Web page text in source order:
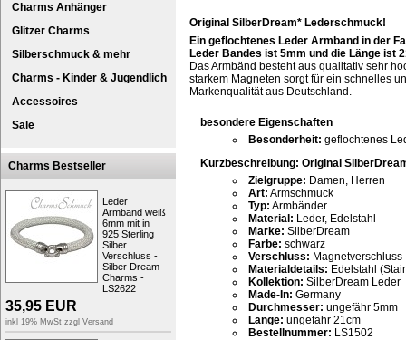
Charms Anhänger
Glitzer Charms
Silberschmuck & mehr
Charms - Kinder & Jugendlich
Accessoires
Sale
Charms Bestseller
Leder
Armband weiß
6mm mit in
925 Sterling
Silber
Verschluss -
Silber Dream
Charms -
LS2622
35,95 EUR
inkl 19% MwSt zzgl Versand
Original SilberDream* Lederschmuck!
Ein geflochtenes Leder Armband in der
Leder Bandes ist 5mm und die Länge ist
Das Armbänd besteht aus qualitativ sehr
starkem Magneten sorgt für ein schnelles
Markenqualität aus Deutschland.
besondere Eigenschaften
Besonderheit: geflochtenes
Kurzbeschreibung: Original
Zielgruppe: Damen, Herren
Art: Armschmuck
Typ: Armbänder
Material: Leder, Edelstahl
Marke: SilberDream
Farbe: schwarz
Verschluss: Magnetverschluss
Materialdetails: Edelstahl
Kollektion: SilberDream Leder
Made-In: Germany
Durchmesser: ungefähr 5mm
Länge: ungefähr 21cm
Bestellnummer: LS1502